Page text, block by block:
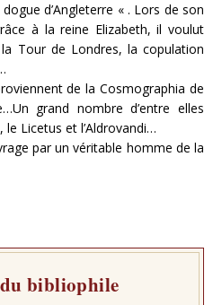
d’Angleterre « . Lors de son
à la reine Elizabeth, il voulut
Tour de Londres, la copulation
de la Cosmographia de
grand nombre d’entre elles
Licetus et l’Aldrovandi…
par un véritable homme de la
bibliophile